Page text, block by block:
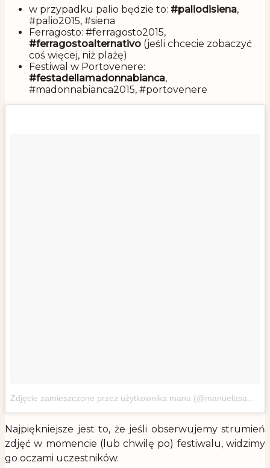
w przypadku palio będzie to: #paliodisiena,
#palio2015, #siena
Ferragosto: #ferragosto2015,
#ferragostoalternativo (jeśli chcecie zobaczyć
coś więcej, niż plażę)
Festiwal w Portovenere:
#festadellamadonnabianca,
#madonnabianca2015, #portovenere
Zdjęcie zamieszczone przez użytkownika manu (@manuelasawer)
Najpiękniejsze jest to, że jeśli obserwujemy strumień
zdjęć w momencie (lub chwilę po) festiwalu, widzimy
go oczami uczestników.